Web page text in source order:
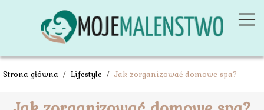
Strona główna / Lifestyle / Jak zorganizować domowe spa?